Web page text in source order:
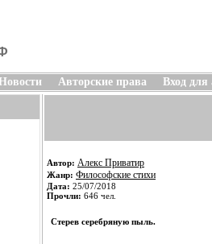
Авторские права Вход для
Автор: Алекс Приватир
Жанр: Философские стихи
Дата: 25/07/2018
Прочли: 646 чел.
Стерев серебряную пыль.